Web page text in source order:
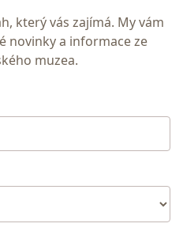
který vás zajímá. My vám
novinky a informace ze
muzea.